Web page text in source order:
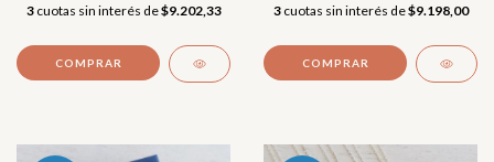
3 cuotas sin interés de$9.202,33
3 cuotas sin interés de$9.198,00